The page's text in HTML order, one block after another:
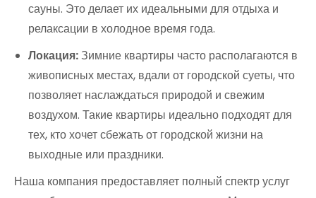
сауны. Это делает их идеальными для отдыха и
релаксации в холодное время года.
Локация: Зимние квартиры часто располагаются в
живописных местах, вдали от городской суеты, что
позволяет наслаждаться природой и свежим
воздухом. Такие квартиры идеально подходят для
тех, кто хочет сбежать от городской жизни на
выходные или праздники.
Наша компания предоставляет полный спектр услуг